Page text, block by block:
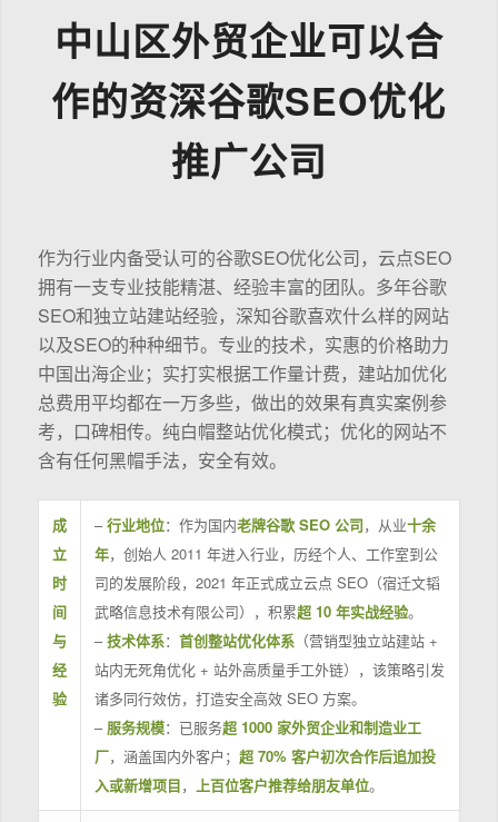
中山区外贸企业可以合
作的资深谷歌SEO优化
推广公司
作为行业内备受认可的谷歌SEO优化公司，云点SEO
拥有一支专业技能精湛、经验丰富的团队。多年谷歌
SEO和独立站建站经验，深知谷歌喜欢什么样的网站
以及SEO的种种细节。专业的技术，实惠的价格助力
中国出海企业；实打实根据工作量计费，建站加优化
总费用平均都在一万多些，做出的效果有真实案例参
考，口碑相传。纯白帽整站优化模式；优化的网站不
含有任何黑帽手法，安全有效。
成
立
时
间
与
经
验
–行业地位：作为国内老牌谷歌 SEO 公司，从业十余
年，创始人 2011 年进入行业，历经个人、工作室到公
司的发展阶段，2021 年正式成立云点 SEO（宿迁文韬
武略信息技术有限公司），积累超 10 年实战经验。
–技术体系： 首创整站优化体系（营销型独立站建站 +
站内无死角优化 + 站外高质量手工外链），该策略引发
诸多同行效仿，打造安全高效 SEO 方案。
– 服务规模：已服务超 1000 家外贸企业和制造业工
厂，涵盖国内外客户； 超 70% 客户初次合作后追加投
入或新增项目， 上百位客户推荐给朋友单位。